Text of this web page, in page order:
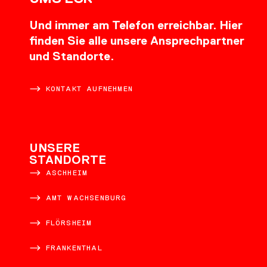
Und immer am Telefon erreichbar. Hier
finden Sie alle unsere Ansprechpartner
und Standorte.
KONTAKT AUFNEHMEN
UNSERE
STANDORTE
ASCHHEIM
AMT WACHSENBURG
FLÖRSHEIM
FRANKENTHAL